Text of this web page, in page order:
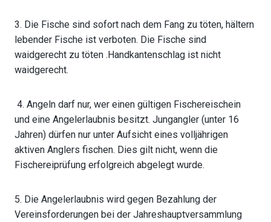
3. Die Fische sind sofort nach dem Fang zu töten, hältern
lebender Fische ist verboten. Die Fische sind
waidgerecht zu töten .Handkantenschlag ist nicht
waidgerecht.
4. Angeln darf nur, wer einen gültigen Fischereischein
und eine Angelerlaubnis besitzt. Jungangler (unter 16
Jahren) dürfen nur unter Aufsicht eines volljährigen
aktiven Anglers fischen. Dies gilt nicht, wenn die
Fischereiprüfung erfolgreich abgelegt wurde.
5. Die Angelerlaubnis wird gegen Bezahlung der
Vereinsforderungen bei der Jahreshauptversammlung